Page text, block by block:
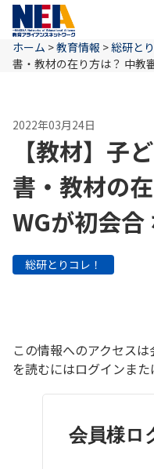
ホーム
NEAとは
教育情報
お問い合わせ
ホーム >教育情報 >総研と
書・教材の在り方は？ 中教
2022年03月24日
【教材】子
書・教材の
WGが初会合
総研とりコレ！
この情報へのアクセス
を読むにはログインまた
会員様ロ